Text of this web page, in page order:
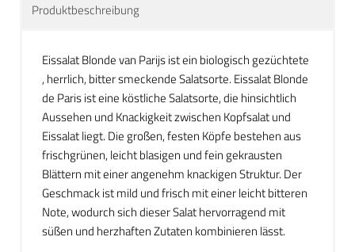
Produktbeschreibung
Eissalat Blonde van Parijs ist ein biologisch gezüchtete
, herrlich, bitter smeckende Salatsorte. Eissalat Blonde
de Paris ist eine köstliche Salatsorte, die hinsichtlich
Aussehen und Knackigkeit zwischen Kopfsalat und
Eissalat liegt. Die großen, festen Köpfe bestehen aus
frischgrünen, leicht blasigen und fein gekrausten
Blättern mit einer angenehm knackigen Struktur. Der
Geschmack ist mild und frisch mit einer leicht bitteren
Note, wodurch sich dieser Salat hervorragend mit
süßen und herzhaften Zutaten kombinieren lässt.